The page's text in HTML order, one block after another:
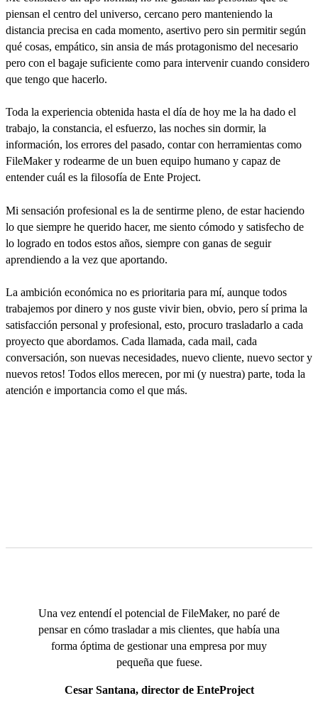
piensan el centro del universo, cercano pero manteniendo la
distancia precisa en cada momento, asertivo pero sin permitir según
qué cosas, empático, sin ansia de más protagonismo del necesario
pero con el bagaje suficiente como para intervenir cuando considero
que tengo que hacerlo.
Toda la experiencia obtenida hasta el día de hoy me la ha dado el
trabajo, la constancia, el esfuerzo, las noches sin dormir, la
información, los errores del pasado, contar con herramientas como
FileMaker y rodearme de un buen equipo humano y capaz de
entender cuál es la filosofía de Ente Project.
Mi sensación profesional es la de sentirme pleno, de estar haciendo
lo que siempre he querido hacer, me siento cómodo y satisfecho de
lo logrado en todos estos años, siempre con ganas de seguir
aprendiendo a la vez que aportando.
La ambición económica no es prioritaria para mí, aunque todos
trabajemos por dinero y nos guste vivir bien, obvio, pero sí prima la
satisfacción personal y profesional, esto, procuro trasladarlo a cada
proyecto que abordamos. Cada llamada, cada mail, cada
conversación, son nuevas necesidades, nuevo cliente, nuevo sector y
nuevos retos! Todos ellos merecen, por mi (y nuestra) parte, toda la
atención e importancia como el que más.
Una vez entendí el potencial de FileMaker, no paré de
pensar en cómo trasladar a mis clientes, que había una
forma óptima de gestionar una empresa por muy
pequeña que fuese.
Cesar Santana, director de EnteProject